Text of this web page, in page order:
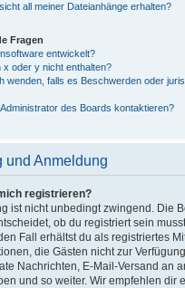
all meiner Dateianhänge erhalten?
Fragen
entwickelt?
x oder y nicht enthalten?
wenden, falls es Beschwerden oder
des Boards kontaktieren?
und Anmeldung
registrieren?
ist nicht unbedingt zwingend. Die
ob du registriert sein
Fall erhältst du als registriertes
die Gästen nicht zur
Nachrichten, E-Mail-Versand an
und so weiter. Wir empfehlen dir